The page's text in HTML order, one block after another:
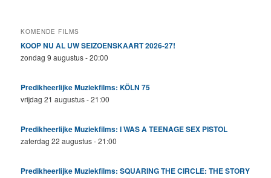
KOMENDE FILMS
KOOP NU AL UW SEIZOENSKAART 2026-27!
zondag 9 augustus - 20:00
Predikheerlijke Muziekfilms: KÖLN 75
vrijdag 21 augustus - 21:00
Predikheerlijke Muziekfilms: I WAS A TEENAGE SEX PISTOL
zaterdag 22 augustus - 21:00
Predikheerlijke Muziekfilms: SQUARING THE CIRCLE: THE STORY